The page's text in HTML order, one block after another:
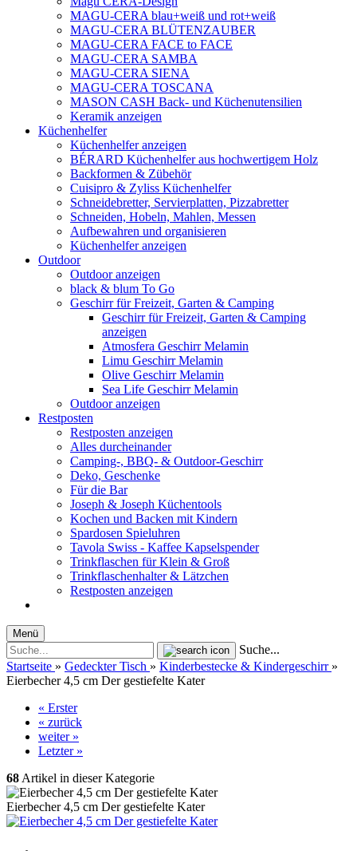
MAGU-CERA blau+weiß und rot+weiß
MAGU-CERA BLÜTENZAUBER
MAGU-CERA FACE to FACE
MAGU-CERA SAMBA
MAGU-CERA SIENA
MAGU-CERA TOSCANA
MASON CASH Back- und Küchenutensilien
Keramik anzeigen
Küchenhelfer
Küchenhelfer anzeigen
BÉRARD Küchenhelfer aus hochwertigem Holz
Backformen & Zübehör
Cuisipro & Zyliss Küchenhelfer
Schneidebretter, Servierplatten, Pizzabretter
Schneiden, Hobeln, Mahlen, Messen
Aufbewahren und organisieren
Küchenhelfer anzeigen
Outdoor
Outdoor anzeigen
black & blum To Go
Geschirr für Freizeit, Garten & Camping
Geschirr für Freizeit, Garten & Camping
anzeigen
Atmosfera Geschirr Melamin
Limu Geschirr Melamin
Olive Geschirr Melamin
Sea Life Geschirr Melamin
Outdoor anzeigen
Restposten
Restposten anzeigen
Alles durcheinander
Camping-, BBQ- & Outdoor-Geschirr
Deko, Geschenke
Für die Bar
Joseph & Joseph Küchentools
Kochen und Backen mit Kindern
Spardosen Spieluhren
Tavola Swiss - Kaffee Kapselspender
Trinkflaschen für Klein & Groß
Trinkflaschenhalter & Lätzchen
Restposten anzeigen
Menü
Suche...
Startseite » Gedeckter Tisch » Kinderbestecke & Kindergeschirr »
Eierbecher 4,5 cm Der gestiefelte Kater
« Erster
« zurück
weiter »
Letzter »
68 Artikel in dieser Kategorie
Eierbecher 4,5 cm Der gestiefelte Kater